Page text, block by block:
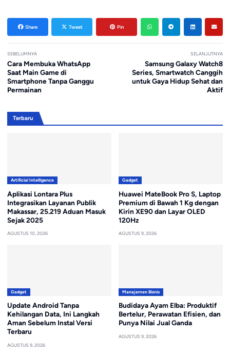
Share Tweet Pin
SEBELUMNYA
Cara Membuka WhatsApp
Saat Main Game di
Smartphone Tanpa Ganggu
Permainan
SELANJUTNYA
Samsung Galaxy Watch8
Series, Smartwatch Canggih
untuk Gaya Hidup Sehat dan
Aktif
Terbaru
Artificial Intelligence
Aplikasi Lontara Plus
Integrasikan Layanan Publik
Makassar, 25.219 Aduan Masuk
Sejak 2025
AGUSTUS 10, 2026
Gadget
Huawei MateBook Pro S, Laptop
Premium di Bawah 1 Kg dengan
Kirin XE90 dan Layar OLED
120Hz
AGUSTUS 9, 2026
Gadget
Update Android Tanpa
Kehilangan Data, Ini Langkah
Aman Sebelum Instal Versi
Terbaru
AGUSTUS 9, 2026
Manajemen Bisnis
Budidaya Ayam Elba: Produktif
Bertelur, Perawatan Efisien, dan
Punya Nilai Jual Ganda
AGUSTUS 9, 2026